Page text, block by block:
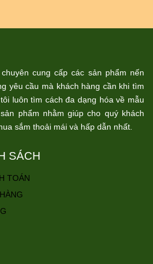
cung cấp các sản phẩm nến
yêu cầu mà khách hàng cần khi tìm
luôn tìm cách đa dạng hóa về mẫu
phẩm nhằm giúp cho quý khách
sắm thoải mái và hấp dẫn nhất.
SÁCH
TOÁN